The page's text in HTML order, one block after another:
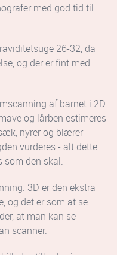
med god tid til
26-32, da
og der er fint med
af barnet i 2D.
og lårben estimeres
nyrer og blærer
vurderes - alt dette
som den skal.
3D er den ekstra
og det er som at se
at man kan se
scanner.